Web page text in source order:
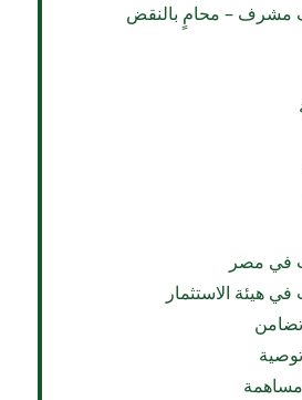
مشرف – محامٍ بالنقض
في مصر
هيئة الاستثمار